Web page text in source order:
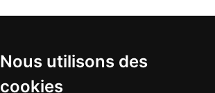
Nous utilisons des
cookies